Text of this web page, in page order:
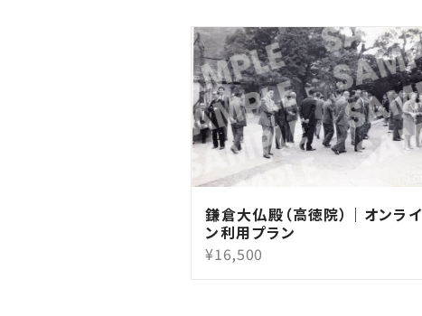
鎌倉大仏殿（高徳院）｜オンライ
ン利用プラン
¥16,500